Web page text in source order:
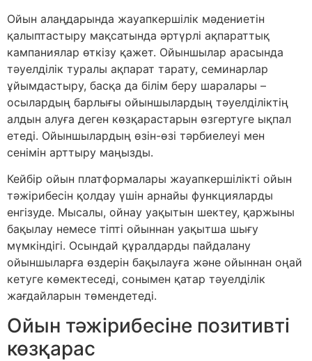
Ойын алаңдарында жауапкершілік мәдениетін
қалыптастыру мақсатында әртүрлі ақпараттық
кампаниялар өткізу қажет. Ойыншылар арасында
тәуелділік туралы ақпарат тарату, семинарлар
ұйымдастыру, басқа да білім беру шаралары –
осылардың барлығы ойыншылардың тәуелділіктің
алдын алуға деген көзқарастарын өзгертуге ықпал
етеді. Ойыншылардың өзін-өзі тәрбиелеуі мен
сенімін арттыру маңызды.
Кейбір ойын платформалары жауапкершілікті ойын
тәжірибесін қолдау үшін арнайы функцияларды
енгізуде. Мысалы, ойнау уақытын шектеу, қаржыны
бақылау немесе тіпті ойыннан уақытша шығу
мүмкіндігі. Осындай құралдарды пайдалану
ойыншыларға өздерін бақылауға және ойыннан оңай
кетуге көмектеседі, сонымен қатар тәуелділік
жағдайларын төмендетеді.
Ойын тәжірибесіне позитивті
көзқарас